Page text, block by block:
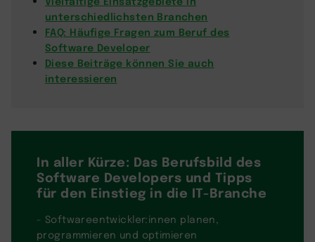
unterschiedlichsten Branchen
FAQ: Häufige Fragen zum Beruf des
Software Developer
Diese Beiträge können Sie auch
interessieren
In aller Kürze: Das Berufsbild des
Software Developers und Tipps
für den Einstieg in die IT-Branche
- Softwareentwickler:innen planen,
programmieren und optimieren